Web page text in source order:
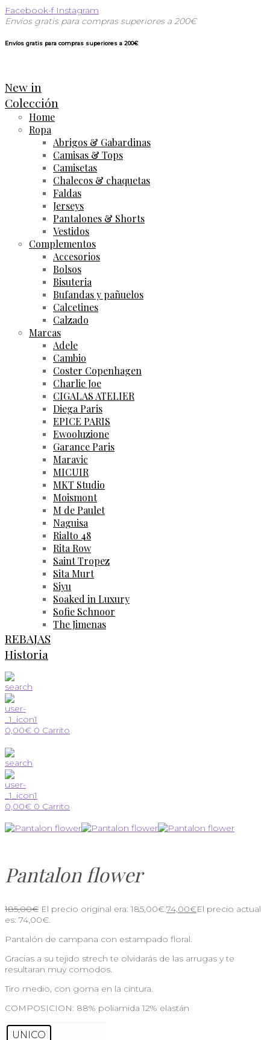
Facebook-f Instagram
Envíos gratis para compras superiores a 200€
Envíos gratis para compras superiores a 200€
New in
Colección
Home
Ropa
Abrigos & Gabardinas
Camisas & Tops
Camisetas
Chalecos & chaquetas
Faldas
Jerseys
Pantalones & Shorts
Vestidos
Complementos
Accesorios
Bolsos
Bisuteria
Bufandas y pañuelos
Calcetines
Calzado
Marcas
Adele
Cambio
Coster Copenhagen
Charlie Joe
CIGALAS ATELIER
Diega Paris
EPICE PARIS
Ewooluzione
Garance Paris
Maravic
MICUIR
MKT Studio
Moismont
M de Paulet
Naguisa
Rialto 48
Rita Row
Saint Tropez
Sita Murt
Siyu
Soaked in Luxury
Sofie Schnoor
The Jimenas
REBAJAS
Historia
0,00€ 0 Carrito
0,00€ 0 Carrito
Pantalon flower
185,00€ El precio original era: 185,00€.74,00€El precio actual
es: 74,00€.
Pantalón de campana con estampado floral.
Gracias a su tejido strech te olvidarás de las arrugas y te
resultaran muy comodos.
Tiro medio, con goma en la cintura.
COMPOSICION: 88% poliamida 12% elastán
UNICO